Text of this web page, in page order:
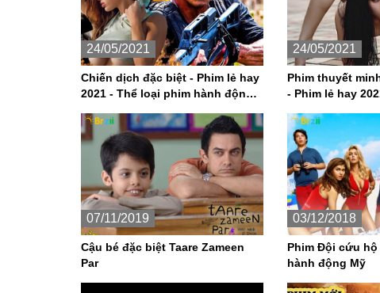
24/05/2021
Chiến dịch đặc biệt - Phim lẻ hay
2021 - Thể loại phim hành động
24/05/2021
Phim thuyết
- Phim lẻ hay
07/11/2019
Cậu bé đặc biệt Taare Zameen
Par
03/12/2018
Phim Đội cứu
hành động Mỹ